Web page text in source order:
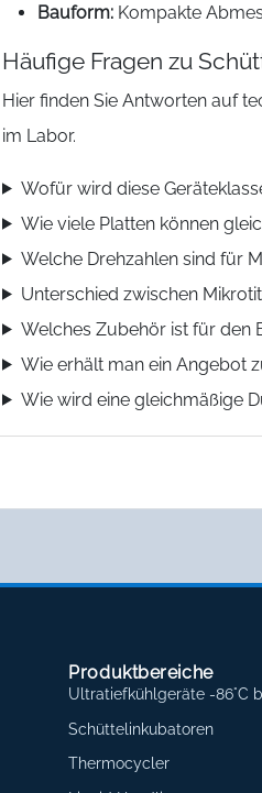
Bauform: Kompakte
Häufige Fragen zu
Hier finden Sie Antworten auf
im Labor.
Wofür wird diese
Wie viele Platten können
Welche Drehzahlen sind für
Unterschied zwischen
Welches Zubehör ist für den
Wie erhält man ein Angebot
Wie wird eine gleichmäßige
Produktbereiche
Ultratiefkühlgeräte -86°C
Schüttelinkubatoren
Thermocycler